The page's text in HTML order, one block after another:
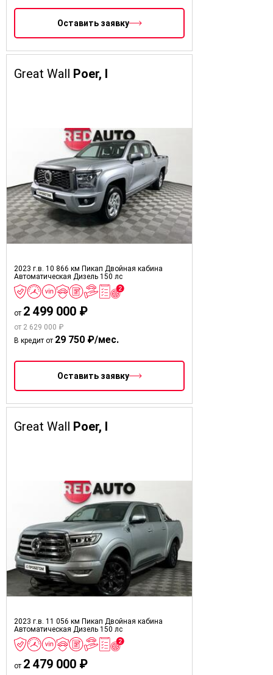
Оставить заявку
Great Wall Poer, I
2023 г.в. 10 866 км Пикап Двойная кабина
Автоматическая Дизель 150 лс
от 2 499 000 ₽
от 2 629 000 ₽
В кредит от 29 750 ₽/мес.
Оставить заявку
Great Wall Poer, I
2023 г.в. 11 056 км Пикап Двойная кабина
Автоматическая Дизель 150 лс
от 2 479 000 ₽